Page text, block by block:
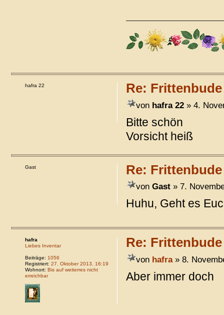
Re:
von hafra 22» 4.
Bitte schön
Vorsicht heiß
hafra 22
Re:
von Gast» 7.
Huhu, Geht es
Gast
Re:
von hafra» 8.
Aber immer doch
hafra
Liebes Inventar
Beiträge: 1056
Registriert: 27. Oktober 2013, 16:19
Wohnort: Bis auf weiterres nicht
erreichbar